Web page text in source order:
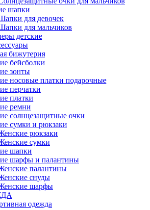
шапки
для девочек
для мальчиков
детские
бижутерия
бейсболки
зонты
носовые платки подарочные
перчатки
платки
ремни
солнцезащитные очки
сумки и рюкзаки
рюкзаки
сумки
шапки
шарфы и палантины
палантины
снуды
шарфы
одежда